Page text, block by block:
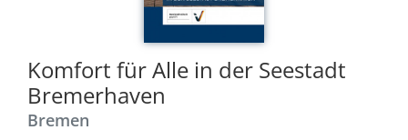
Komfort für Alle in der Seestadt
Bremerhaven
Bremen